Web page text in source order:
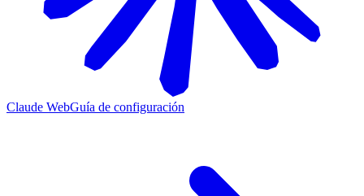
Claude WebGuía de configuración